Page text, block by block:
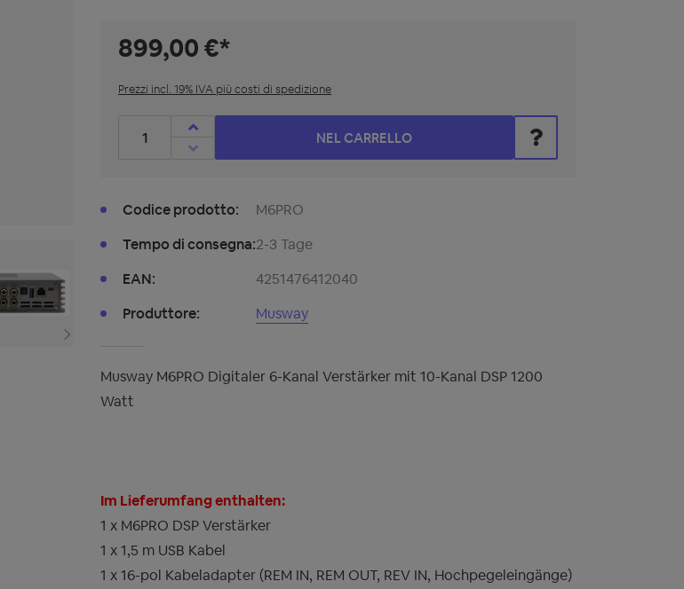
899,00 €*
Prezzi incl. 19% IVA più costi di spedizione
Quantità prodotto: inserisci il valore desiderato oppure utilizza i pulsanti per aumentare
NEL CARRELLO
Codice prodotto:
M6PRO
Tempo di consegna:2-3 Tage
EAN:
4251476412040
Produttore:
Musway
Musway M6PRO Digitaler 6-Kanal Verstärker mit 10-Kanal DSP 1200
Watt
Im Lieferumfang enthalten:
1 x M6PRO DSP Verstärker
1 x 1,5 m USB Kabel
1 x 16-pol Kabeladapter (REM IN, REM OUT, REV IN, Hochpegeleingänge)